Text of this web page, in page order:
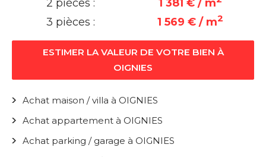
2 pièces : 1 381 € / m
3 pièces : 1 569 € / m2
ESTIMER LA VALEUR DE VOTRE BIEN À
OIGNIES
Achat maison / villa à OIGNIES
Achat appartement à OIGNIES
Achat parking / garage à OIGNIES